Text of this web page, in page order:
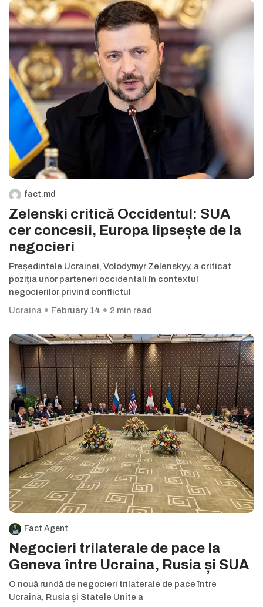
fact.md
Zelenski critică Occidentul: SUA
cer concesii, Europa lipsește de la
negocieri
Președintele Ucrainei, Volodymyr Zelenskyy, a criticat
poziția unor parteneri occidentali în contextul
negocierilor privind conflictul
Ucraina
February 14 2 min read
Fact Agent
Negocieri trilaterale de pace la
Geneva între Ucraina, Rusia și SUA
O nouă rundă de negocieri trilaterale de pace între
Ucraina, Rusia și Statele Unite a